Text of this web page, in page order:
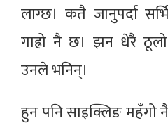
लाग्छ। कतै जानुपर्दा
गाह्रो नै छ। झन धेरै
उनले भनिन्।
हुन पनि साइक्लिङ